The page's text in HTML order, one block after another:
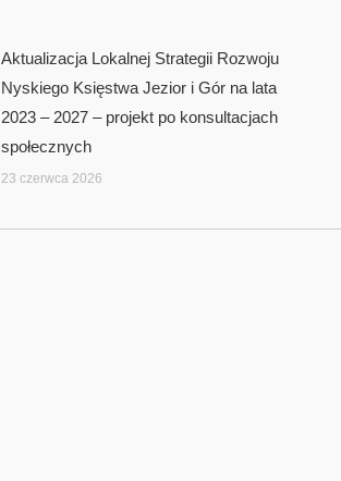
Aktualizacja Lokalnej Strategii Rozwoju
Nyskiego Księstwa Jezior i Gór na lata
2023 – 2027 – projekt po konsultacjach
społecznych
23 czerwca 2026